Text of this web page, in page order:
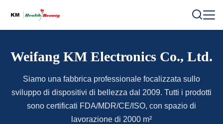
Weifang KM Electronics Co., Ltd.
Siamo una fabbrica professionale focalizzata sullo
sviluppo di dispositivi di bellezza dal 2009. Tutti i prodotti
sono certificati FDA/MDR/CE/ISO, con spazio di
lavorazione di 2000 m²